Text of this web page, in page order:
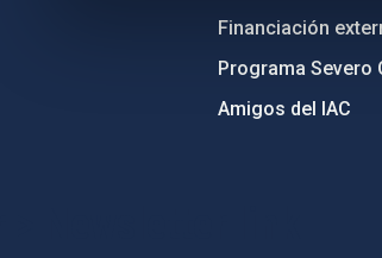
Financiación
Programa Severo
Amigos del IAC